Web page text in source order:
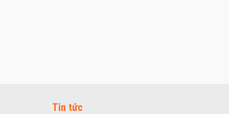
Tin tức